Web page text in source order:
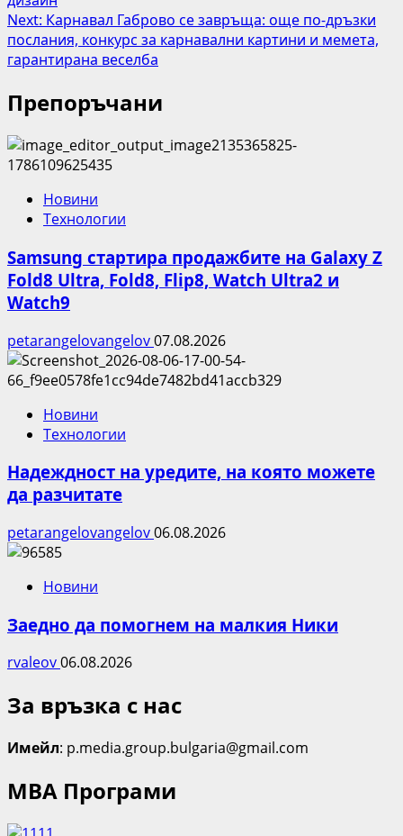
Next: Карнавал Габрово се завръща: още по-дръзки
послания, конкурс за карнавални картини и мемета,
гарантирана веселба
Препоръчани
Новини
Технологии
Samsung стартира продажбите на Galaxy Z
Fold8 Ultra, Fold8, Flip8, Watch Ultra2 и
Watch9
petarangelovangelov07.08.2026
Новини
Технологии
Надеждност на уредите, на която можете
да разчитате
petarangelovangelov06.08.2026
Новини
Заедно да помогнем на малкия Ники
rvaleov06.08.2026
За връзка с нас
Имейл: p.media.group.bulgaria@gmail.com
МВА Програми